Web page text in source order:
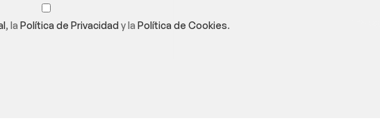
, laPolítica de Privacidady laPolítica de Cookies.